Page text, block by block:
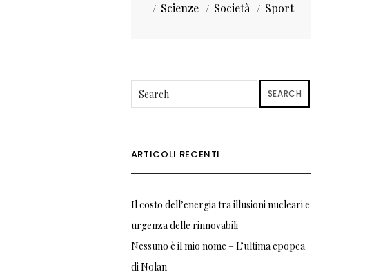
Scienze
Società Sport
SEARCH
ARTICOLI RECENTI
Il costo dell’energia tra illusioni nucleari e
urgenza delle rinnovabili
Nessuno è il mio nome – L’ultima epopea
di Nolan